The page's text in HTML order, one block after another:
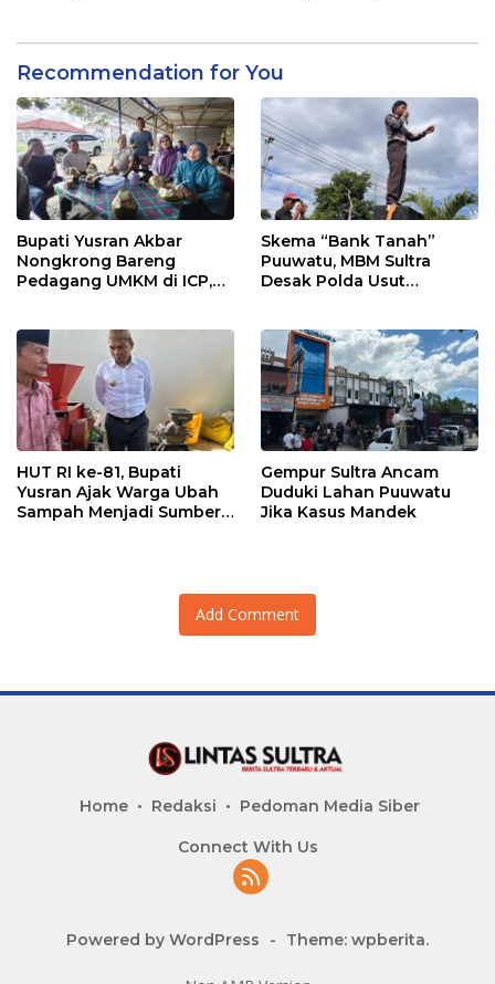
Recommendation for You
Bupati Yusran Akbar
Nongkrong Bareng
Pedagang UMKM di ICP,
Kerakyatan
Skema “Bank Tanah”
Puuwatu, MBM Sultra
Desak Polda Usut
HUT RI ke-81, Bupati
Yusran Ajak Warga Ubah
Sampah Menjadi Sumber
Gempur Sultra Ancam
Duduki Lahan Puuwatu
Jika Kasus Mandek
Add Comment
Home Redaksi Pedoman Media Siber
Connect With Us
Powered by WordPress - Theme: wpberita.